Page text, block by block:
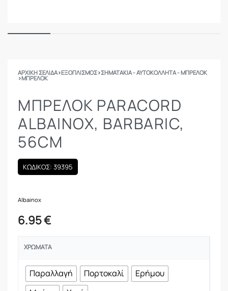
ΑΡΧΙΚΉ ΣΕΛΊΔΑ›ΕΞΟΠΛΙΣΜΟΣ›ΣΗΜΑΤΆΚΙΑ - ΑΥΤΟΚΌΛΛΗΤΑ - ΜΠΡΕΛΌΚ
›ΜΠΡΕΛΌΚ
ΜΠΡΕΛΟΚ PARACORD
ALBAINOX, BARBARIC,
56CM
ΚΩΔΙΚΟΣ: 39395
Albainox
6.95€
ΧΡΏΜΑΤΑ
Παραλλαγή Πορτοκαλί
Ερήμου